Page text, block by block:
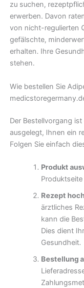
zu suchen,
erwerben. Davon
von nicht-regulierten
gefälschte,
erhalten. Ihre
stehen.
Wie bestellen Sie
Der Bestellvorgang
ausgelegt, Ihnen ein
Folgen Sie einfach
Produkt
Rezept
ärztliches
kann die
Dies dient
Gesundheit.
Bestellung